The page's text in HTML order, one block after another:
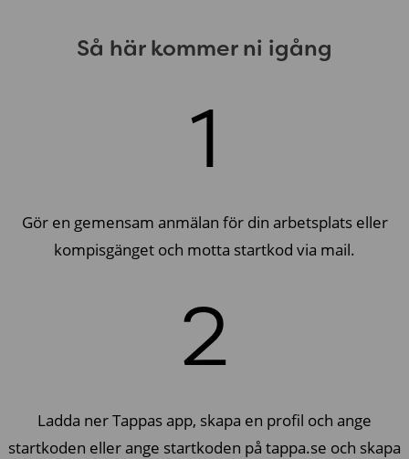
Så här kommer ni igång
1
Gör en gemensam anmälan för din arbetsplats eller
kompisgänget och motta startkod via mail.
2
Ladda ner Tappas app, skapa en profil och ange
startkoden eller ange startkoden på tappa.se och skapa